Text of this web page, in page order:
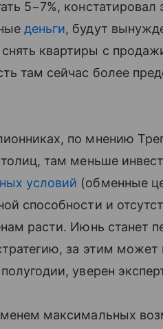
5−7%, констатировал
деньги, будут
квартиры с
там сейчас более
по мнению
там меньше
условий (обменные
способности и
расти. Июнь станет
за этим может
уверен
максимальных